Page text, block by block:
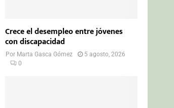
Crece el desempleo entre jóvenes
con discapacidad
Por Marta Gasca Gómez
5 agosto, 2026
0